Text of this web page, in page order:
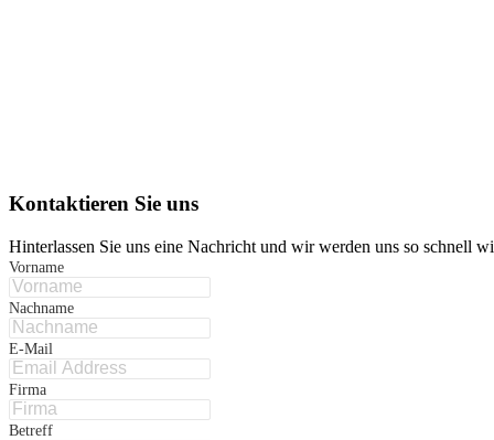
Kontaktieren Sie uns
Hinterlassen Sie uns eine Nachricht und wir werden uns so schnell
Vorname
Nachname
E-Mail
Firma
Betreff